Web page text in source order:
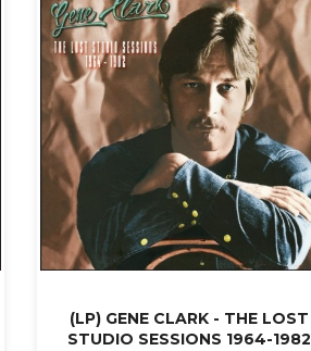
(LP) GENE CLARK - THE LOST
STUDIO SESSIONS 1964-1982